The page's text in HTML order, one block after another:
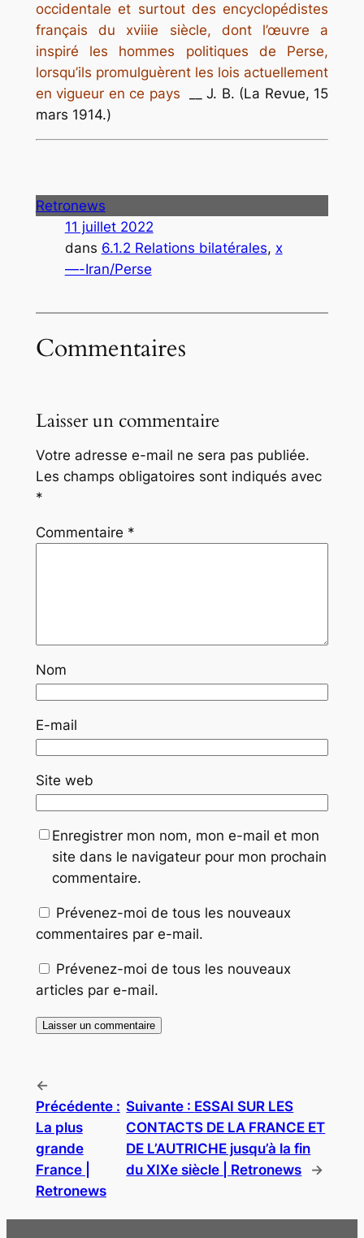
occidentale et surtout des encyclopédistes
français du xviiie siècle, dont l’œuvre a
inspiré les hommes politiques de Perse,
lorsqu’ils promulguèrent les lois actuellement
en vigueur en ce pays __ J. B. (La Revue, 15
mars 1914.)
Retronews
11 juillet 2022
dans 6.1.2 Relations bilatérales, x
—-Iran/Perse
Commentaires
Laisser un commentaire
Votre adresse e-mail ne sera pas publiée.
Les champs obligatoires sont indiqués avec
*
Commentaire *
Nom
E-mail
Site web
Enregistrer mon nom, mon e-mail et mon
site dans le navigateur pour mon prochain
commentaire.
Prévenez-moi de tous les nouveaux
commentaires par e-mail.
Prévenez-moi de tous les nouveaux
articles par e-mail.
←
Précédente :
La plus
grande
France |
Retronews
Suivante : ESSAI SUR LES
CONTACTS DE LA FRANCE ET
DE L’AUTRICHE jusqu’à la fin
du XIXe siècle | Retronews
→